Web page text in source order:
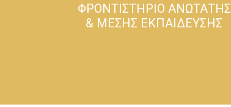
ΦΡΟΝΤΙΣΤΗΡΙΟ ΑΝΩΤΑΤΗΣ
& ΜΕΣΗΣ ΕΚΠΑΙΔΕΥΣΗΣ